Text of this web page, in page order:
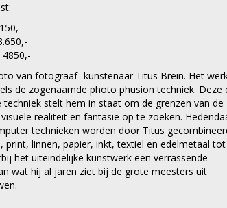
van fotograaf- kunstenaar Titus Brein. Het
de zogenaamde photo phusion techniek. Deze
techniek stelt hem in staat om de grenzen van de
realiteit en fantasie op te zoeken.
technieken worden door Titus
print, linnen, papier, inkt, textiel en edelmetaal tot
het uiteindelijke kunstwerk een verrassende
wat hij al jaren ziet bij de grote meesters uit